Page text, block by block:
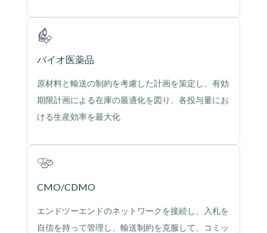
バイオ医薬品
原材料と輸送の制約を考慮した計画を策定し、有効
期限計画による在庫の最適化を図り、各投与量にお
ける生産効率を最大化
CMO/CDMO
エンドツーエンドのネットワークを接続し、入札を
自信を持って管理し、輸送制約を克服して、コミッ